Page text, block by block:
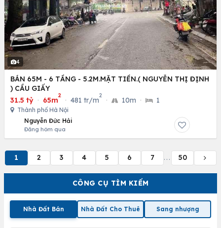
CÔNG CỤ TÌM KIẾM
Nhà Đất Bán Nhà Đất Cho Thuê Sang nhượng
4
BÁN 65M - 6 TẦNG - 5.2M.MẶT TIỀN.( NGUYỄN THỊ ĐỊNH
) CẦU GIẤY
31.5 tỷ · 65m
2
· 481 tr/m
2
· 10m · 1
Thành phố Hà Nội
Nguyễn Đức Hải
Đăng hôm qua
1 2 3 4 5 6 7 ... 50